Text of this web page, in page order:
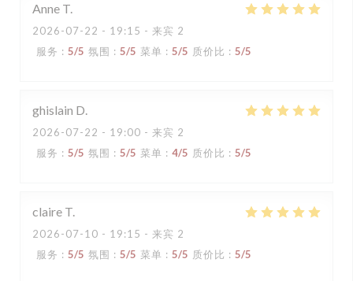
Anne T
2026-07-22 - 19:15 - 来宾 2
服务 : 5/5 氛围 : 5/5 菜单 : 5/5 质价比 : 5/5
ghislain D
2026-07-22 - 19:00 - 来宾 2
服务 : 5/5 氛围 : 5/5 菜单 : 4/5 质价比 : 5/5
claire T
2026-07-10 - 19:15 - 来宾 2
服务 : 5/5 氛围 : 5/5 菜单 : 5/5 质价比 : 5/5